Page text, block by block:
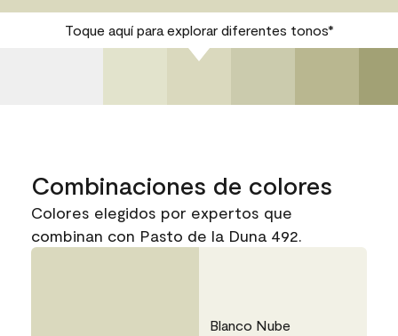
Toque aquí para explorar diferentes tonos*
Combinaciones de colores
Colores elegidos por expertos que
combinan con Pasto de la Duna 492.
Blanco Nube